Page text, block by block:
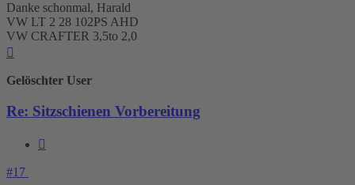
Danke schonmal, Harald
VW LT 2 28 102PS AHD
VW CRAFTER 3,5to 2,0
Gelöschter User
Re: Sitzschienen Vorbereitung
#17